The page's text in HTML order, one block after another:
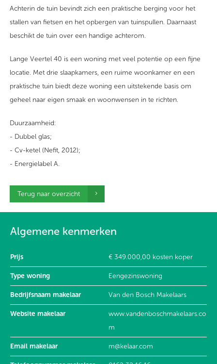
Achterin de tuin bevindt zich een praktische berging voor het
stallen van fietsen en het opbergen van tuinspullen. Daarnaast
beschikt de tuin over een handige achterom.
Lange Veertel 40 is een woning met veel potentie op een fijne
locatie. Met drie slaapkamers, een ruime woonkamer en een
praktische tuin biedt deze woning een uitstekende basis om
geheel naar eigen smaak en woonwensen in te richten.
Duurzaamheid:
- Dubbel glas;
- Cv-ketel (Nefit, 2012);
- Energielabel A.
Terug naar overzicht
Algemene kenmerken
Prijs € 349.000,00 kosten koper
Type woning Eengezinswoning
Bedrijfsnaam makelaar Van den Bosch Makelaars
Website makelaar
www.vandenboschmakelaars.co
m
Email makelaar m@kelaar.com